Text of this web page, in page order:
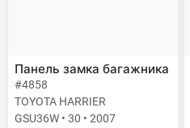
Панель замка багажника
#4858
TOYOTA HARRIER
GSU36W • 30 • 2007